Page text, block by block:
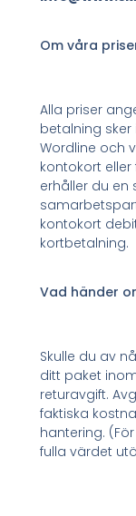
Om våra
Alla priser
betalning
Wordline och
kontokort
erhåller du en
kontokort
kortbetalning.
Vad händer
Skulle du av
ditt paket
returavgift.
faktiska
hantering.
fulla värdet